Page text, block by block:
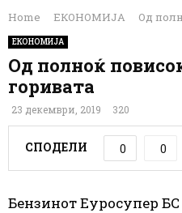
MENU
Home ЕКОНОМИЈА Од
ЕКОНОМИЈА
Од полноќ
горивата
23 декември, 2019 320
СПОДЕЛИ 0 0
Бензинот Еуросупер БС